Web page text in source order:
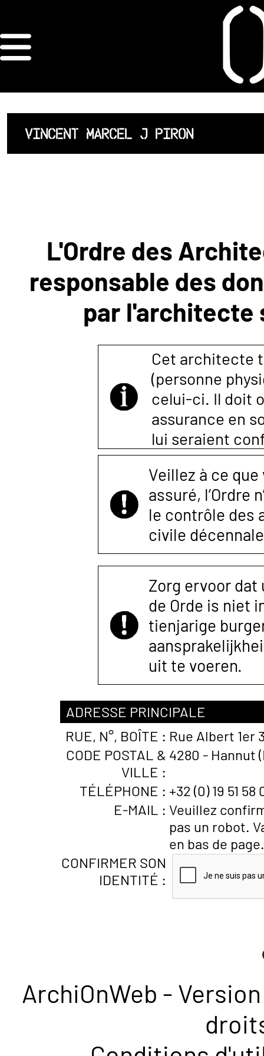
ORDRE DES
ARCHITECTES
ACCUEIL
LISTE DES
ANNEXE 4 CODT
CONTACTER
VINCENT MARCEL J PIRON
L'Ordre des
responsable des
par l'architecte
Cet architecte
(personne
celui-ci. Il doit
assurance en
lui seraient
Veillez à ce
assuré, l’Ordre
le contrôle des
civile
Zorg ervoor
de Orde is niet
tienjarige
uit te voeren.
ADRESSE PRINCIPALE
RUE, N°, BOÎTE : Rue Albert 1er
CODE POSTAL &
VILLE :
4280 - Hannut
TÉLÉPHONE : +32 (0) 19 51 58
E-MAIL : Veuillez
pas un robot.
en bas de page.
CONFIRMER SON
IDENTITÉ :
ArchiOnWeb -